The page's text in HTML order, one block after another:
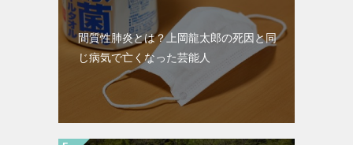
間質性肺炎とは？上岡龍太郎の死因と同
じ病気で亡くなった芸能人